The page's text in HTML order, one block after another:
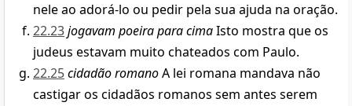
nele ao adorá-lo ou pedir pela sua ajuda na oração.
22.23jogavam poeira para cimaIsto mostra que os
judeus estavam muito chateados com Paulo.
22.25cidadão romanoA lei romana mandava não
castigar os cidadãos romanos sem antes serem